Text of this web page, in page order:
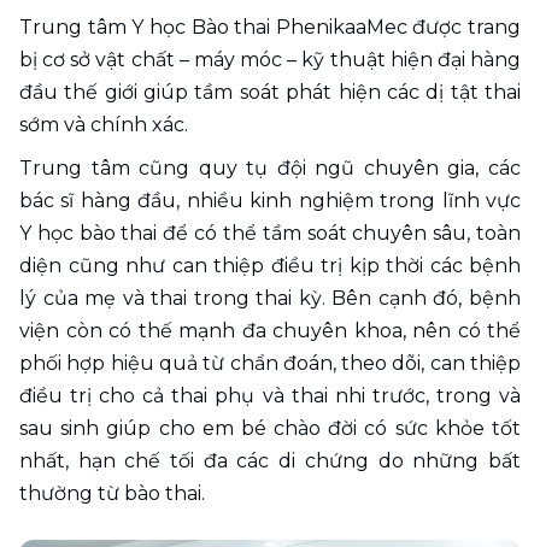
Trung tâm Y học Bào thai PhenikaaMec được trang
bị cơ sở vật chất – máy móc – kỹ thuật hiện đại hàng
đầu thế giới giúp tầm soát phát hiện các dị tật thai
sớm và chính xác.
Trung tâm cũng quy tụ đội ngũ chuyên gia, các
bác sĩ hàng đầu, nhiều kinh nghiệm trong lĩnh vực
Y học bào thai để có thể tầm soát chuyên sâu, toàn
diện cũng như can thiệp điều trị kịp thời các bệnh
lý của mẹ và thai trong thai kỳ. Bên cạnh đó, bệnh
viện còn có thế mạnh đa chuyên khoa, nên có thể
phối hợp hiệu quả từ chẩn đoán, theo dõi, can thiệp
điều trị cho cả thai phụ và thai nhi trước, trong và
sau sinh giúp cho em bé chào đời có sức khỏe tốt
nhất, hạn chế tối đa các di chứng do những bất
thường từ bào thai.